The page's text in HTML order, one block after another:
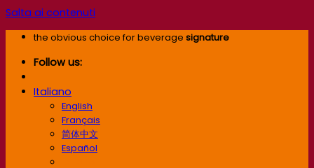
Salta ai contenuti
the obvious choice for beverage signature
Follow us:
Italiano
English
Français
简体中文
Español